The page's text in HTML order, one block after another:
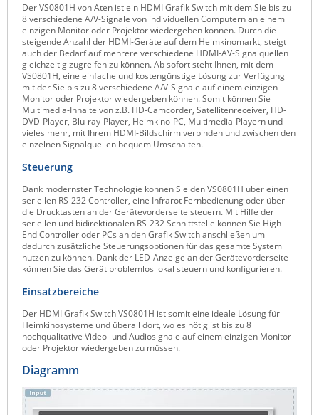
Moxa
Netio
Panorama Antennas
PatchSee
Power Kingdom
Poynting
Server Technology
Siretta
SIRIO Antenne
Sunbird
Tactical Software
TEKTELIC
Teltonika
Unwired Networks
WATTECO
Der VS0801H von Aten ist ein HDMI Grafik Switch mit dem Sie bis zu
8 verschiedene A/V-Signale von individuellen Computern an einem
einzigen Monitor oder Projektor wiedergeben können. Durch die
steigende Anzahl der HDMI-Geräte auf dem Heimkinomarkt, steigt
auch der Bedarf auf mehrere verschiedene HDMI-AV-Signalquellen
gleichzeitig zugreifen zu können. Ab sofort steht Ihnen, mit dem
VS0801H, eine einfache und kostengünstige Lösung zur Verfügung
mit der Sie bis zu 8 verschiedene A/V-Signale auf einem einzigen
Monitor oder Projektor wiedergeben können. Somit können Sie
Multimedia-Inhalte von z.B. HD-Camcorder, Satellitenreceiver, HD-
DVD-Player, Blu-ray-Player, Heimkino-PC, Multimedia-Playern und
vieles mehr, mit Ihrem HDMI-Bildschirm verbinden und zwischen den
einzelnen Signalquellen bequem Umschalten.
Steuerung
Dank modernster Technologie können Sie den VS0801H über einen
seriellen RS-232 Controller, eine Infrarot Fernbedienung oder über
die Drucktasten an der Gerätevorderseite steuern. Mit Hilfe der
seriellen und bidirektionalen RS-232 Schnittstelle können Sie High-
End Controller oder PCs an den Grafik Switch anschließen um
dadurch zusätzliche Steuerungsoptionen für das gesamte System
nutzen zu können. Dank der LED-Anzeige an der Gerätevorderseite
können Sie das Gerät problemlos lokal steuern und konfigurieren.
Einsatzbereiche
Der HDMI Grafik Switch VS0801H ist somit eine ideale Lösung für
Heimkinosysteme und überall dort, wo es nötig ist bis zu 8
hochqualitative Video- und Audiosignale auf einem einzigen Monitor
oder Projektor wiedergeben zu müssen.
Diagramm